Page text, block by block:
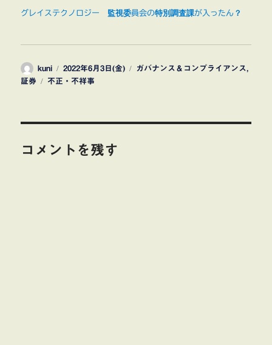
グレイステクノロジー 監視委員会の特別調査課が入ったん？
投
稿
kuni
投
稿
2022年6月3日(金)
カ
ガバナンス＆コンプライアンス,
証券
タ
不正・不祥事
コメントを残す